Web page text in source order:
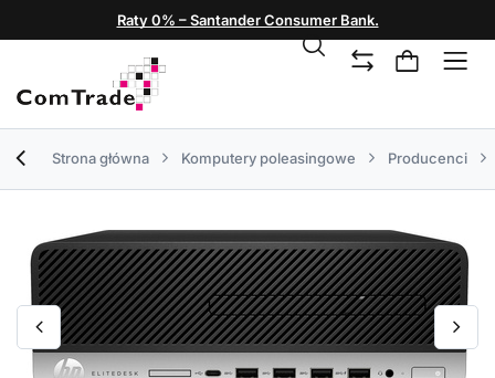
Raty 0% – Santander Consumer Bank.
Strona główna Komputery poleasingowe Producenci